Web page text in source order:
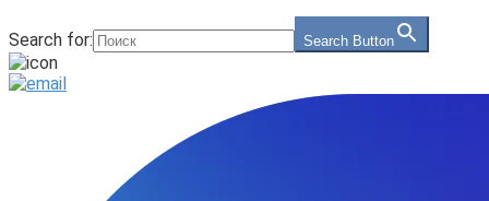
Search for: Search Button